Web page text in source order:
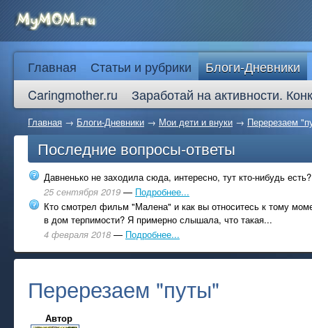
Главная Статьи и рубрики
Блоги-Дневники
Caringmother.ru
Заработай на активности.
Главная → Блоги-Дневники → Мои дети и внуки → Перерезаем
Последние вопросы-ответы
Давненько не заходила сюда, интересно, тут кто-нибудь есть?
25 сентября 2019 — Подробнее...
Кто смотрел фильм "Малена" и как вы относитесь к тому
в дом терпимости? Я примерно слышала, что такая...
4 февраля 2018 — Подробнее...
Перерезаем "путы"
Автор